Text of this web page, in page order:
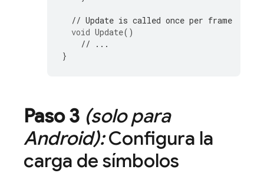
// Update is called once per frame
void Update()
// ...
}
Paso 3 (solo para
Android):Configura la
carga de símbolos